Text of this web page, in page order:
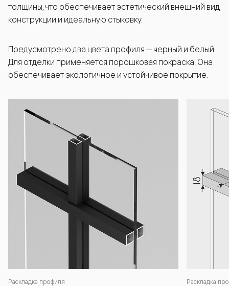
Раскладка профиля Раскладка
толщины, что обеспечивает эстетический внешний вид
конструкции и идеальную стыковку.
Предусмотрено два цвета профиля — черный и белый.
Для отделки применяется порошковая покраска. Она
обеспечивает экологичное и устойчивое покрытие.